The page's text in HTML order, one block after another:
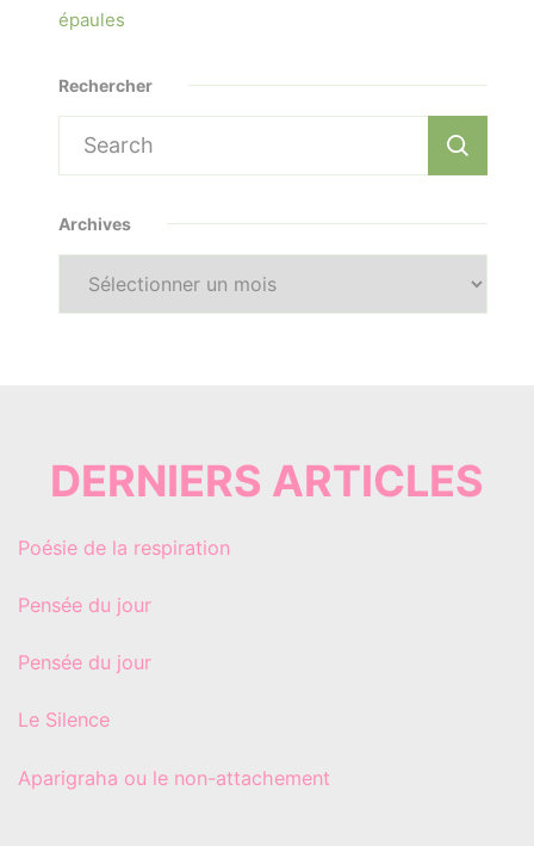
épaules
Rechercher
Search
for:
Archives
Archives
DERNIERS ARTICLES
Poésie de la respiration
Pensée du jour
Pensée du jour
Le Silence
Aparigraha ou le non-attachement